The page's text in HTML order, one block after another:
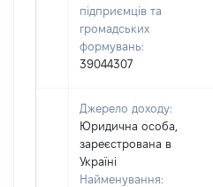
підприємців та
громадських
формувань:
39044307
Джерело доходу:
Юридична особа,
зареєстрована в
Україні
Найменування: